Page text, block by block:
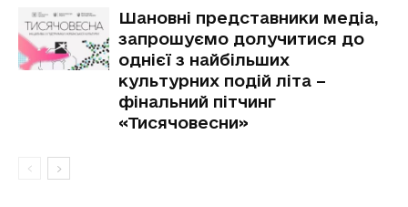
Шановні представники медіа,
запрошуємо долучитися до
однієї з найбільших
культурних подій літа –
фінальний пітчинг
«Тисячовесни»